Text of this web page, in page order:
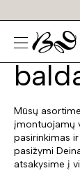
Prekių
paieška
Mūsų
įmontuojamų
pasirinkimas
pasižymi
atsakysime į